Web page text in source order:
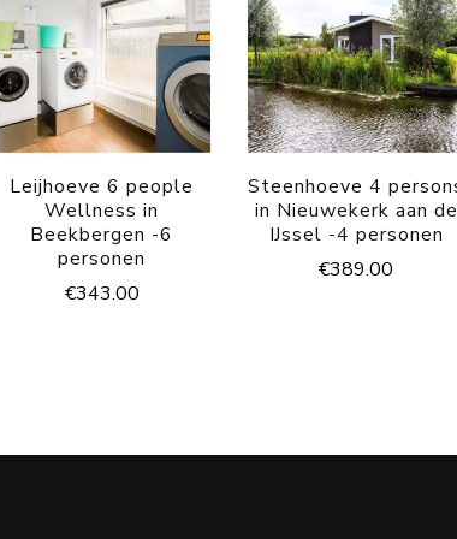
Leijhoeve 6 people
Wellness in
Beekbergen -6
personen
€343.00
Steenhoeve 4
in Nieuwekerk aan de
IJssel -4 personen
€389.00